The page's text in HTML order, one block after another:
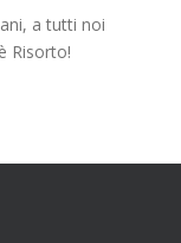
a tutti noi
Risorto!